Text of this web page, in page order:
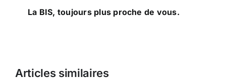
La BIS, toujours plus proche de vous.
Articles similaires